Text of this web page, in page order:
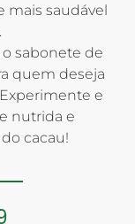
mais saudável
sabonete de
quem deseja
e
nutrida e
cacau!